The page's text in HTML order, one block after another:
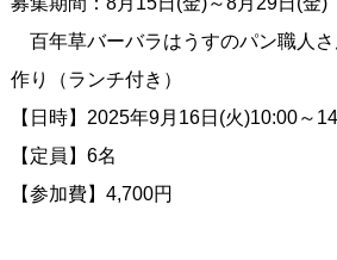
百年草バーバラはうすのパン職人
作り（ランチ付き）
【日時】2025年9月16日(火)10:00～
【定員】6名
【参加費】4,700円